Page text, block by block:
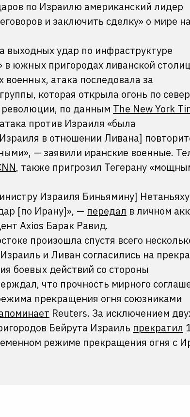
по Израилю американский лидер
и заключить сделку» о мире
выходных удар по инфраструктуре
южных пригородах ливанской
атака последовала за
которая открыла огонь по
по данным The New York
против Израиля «была
в отношении Ливана]
— заявили иранские военные.
, также пригрозил Тегерану
Израиля Биньямину]
[по Ирану]», — передал в личном
Axios Барак Равид.
произошла спустя всего
и Ливан согласились на
боевых действий со стороны
что прочность мирного
прекращения огня союзниками
Reuters. За исключением
Бейрута Израиль прекратил
режиме прекращения огня с